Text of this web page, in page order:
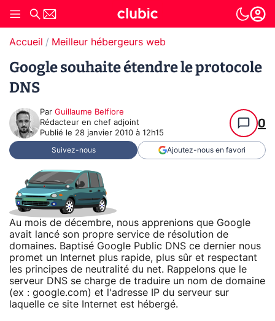
Accueil Meilleur hébergeurs web
Google souhaite étendre le protocole
DNS
Par Guillaume Belfiore
Rédacteur en chef adjoint
Publié le 28 janvier 2010 à 12h15
0
Suivez-nous Ajoutez-nous en favori
Au mois de décembre, nous apprenions que Google
avait lancé son propre service de résolution de
domaines. Baptisé Google Public DNS ce dernier nous
promet un Internet plus rapide, plus sûr et respectant
les principes de neutralité du net. Rappelons que le
serveur DNS se charge de traduire un nom de domaine
(ex : google.com) et l'adresse IP du serveur sur
laquelle ce site Internet est hébergé.